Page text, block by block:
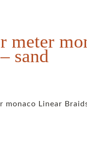
meter
sand
monaco Linear